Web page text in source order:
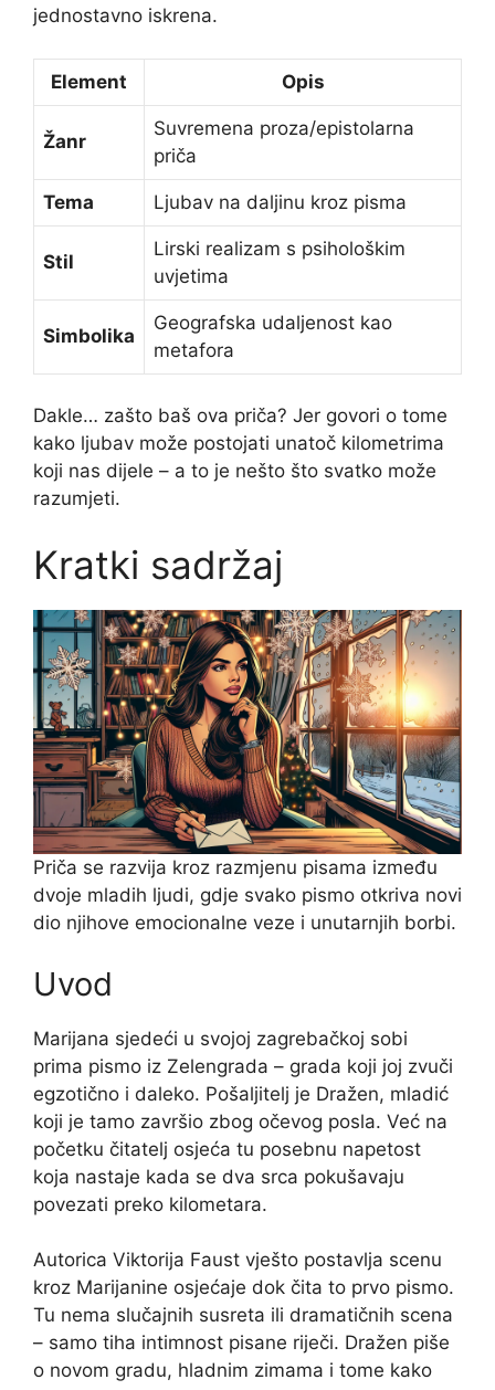
jednostavno iskrena.
Element Opis
Žanr
Suvremena proza/epistolarna
priča
Tema Ljubav na daljinu kroz pisma
Stil
Lirski realizam s psihološkim
uvjetima
Simbolika
Geografska udaljenost kao
metafora
Dakle… zašto baš ova priča? Jer govori o tome
kako ljubav može postojati unatoč kilometrima
koji nas dijele – a to je nešto što svatko može
razumjeti.
Kratki sadržaj
Priča se razvija kroz razmjenu pisama između
dvoje mladih ljudi, gdje svako pismo otkriva novi
dio njihove emocionalne veze i unutarnjih borbi.
Uvod
Marijana sjedeći u svojoj zagrebačkoj sobi
prima pismo iz Zelengrada – grada koji joj zvuči
egzotično i daleko. Pošaljitelj je Dražen, mladić
koji je tamo završio zbog očevog posla. Već na
početku čitatelj osjeća tu posebnu napetost
koja nastaje kada se dva srca pokušavaju
povezati preko kilometara.
Autorica Viktorija Faust vješto postavlja scenu
kroz Marijanine osjećaje dok čita to prvo pismo.
Tu nema slučajnih susreta ili dramatičnih scena
– samo tiha intimnost pisane riječi. Dražen piše
o novom gradu, hladnim zimama i tome kako